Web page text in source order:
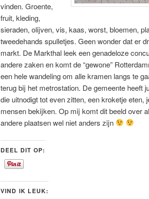
vinden. Groente,
fruit, kleding,
sieraden, olijven, vis, kaas, worst, bloemen,
tweedehands spulletjes. Geen wonder dat er
markt. De Markthal leek een genadeloze
andere zaken en komt de “gewone”
een hele wandeling om alle kramen langs te
terug bij het metrostation. De gemeente heeft
die uitnodigt tot even zitten, een kroketje
mensen bekijken. Op mij komt dit beeld over
andere plaatsen wel niet anders zijn
DEEL DIT OP:
VIND IK LEUK: